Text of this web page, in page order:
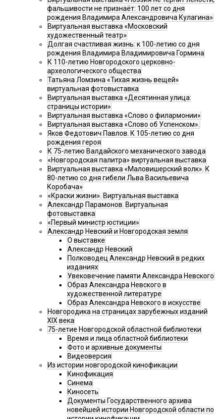
фальшивости не признаёт: 100 лет со дня
рождения Владимира Александровича Кулагина»
Виртуальная выставка «Московский
художественный театр»
Долгая счастливая жизнь: к 100-летию со дня
рождения Владимира Владимировича Гормина
К 110-летию Новгородского церковно-
археологического общества
Татьяна Ломзина «Тихая жизнь вещей»
виртуальная фотовыставка
Виртуальная выставка «Десятинная улица:
страницы истории»
Виртуальная выставка «Слово о филармонии»
Виртуальная выставка «Слово об Успенском».
Яков Федотович Павлов. К 105-летию со дня
рождения героя
К 75-летию Валдайского механического завода
«Новгородская палитра» виртуальная выставка
Виртуальная выставка «Маловишерский волк». К
80-летию со дня гибели Льва Васильевича
Коробача»
«Краски жизни». Виртуальная выставка
Александр Парамонов. Виртуальная
фотовыставка
«Первый министр юстиции»
Александр Невский и Новгородская земля
О выставке
Александр Невский
Полководец Александр Невский в редких
изданиях
Увековечение памяти Александра Невского
Образ Александра Невского в
художественной литературе
Образ Александра Невского в искусстве
Новгородика на страницах зарубежных изданий
XIX века
75-летие Новгородской областной библиотеки
Время и лица областной библиотеки
Фото и архивные документы
Видеоверсия
Из истории новгородской кинофикации
Кинофикация
Синема
Киносеть
Документы Государственного архива
новейшей истории Новгородской области по